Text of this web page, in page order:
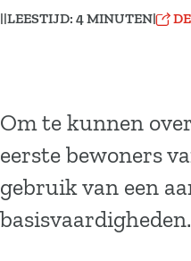
||LEESTIJD: 4 MINUTEN|
Om te kunnen
eerste bewoners
gebruik van een
basisvaardigheden.